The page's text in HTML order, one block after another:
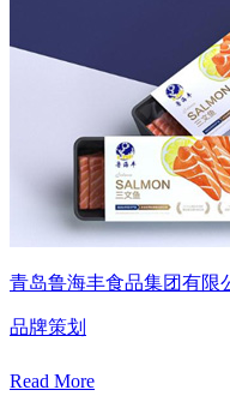
青岛鲁海丰食品集团有限
品牌策划
Read More